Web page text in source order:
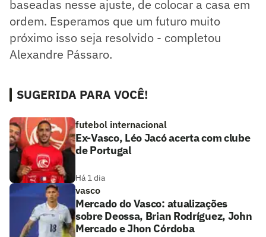
baseadas nesse ajuste, de colocar a casa em
ordem. Esperamos que um futuro muito
próximo isso seja resolvido - completou
Alexandre Pássaro.
SUGERIDA PARA VOCÊ!
futebol internacional
Ex-Vasco, Léo Jacó acerta com clube
de Portugal
Há 1 dia
vasco
Mercado do Vasco: atualizações
sobre Deossa, Brian Rodríguez, John
Mercado e Jhon Córdoba